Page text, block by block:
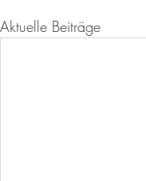
Aktuelle Beiträge